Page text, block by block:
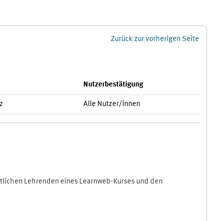
Zurück zur vorherigen Seite
Nutzerbestätigung
Alle Nutzer/innen
Lehrenden eines Learnweb-Kurses und den